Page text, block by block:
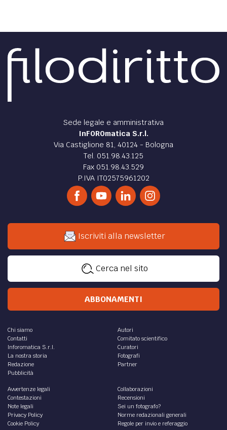
Sede legale e amministrativa
InFOROmatica S.r.l.
Via Castiglione 81, 40124 - Bologna
Tel. 051.98.43.125
Fax 051.98.43.529
P.IVA IT02575961202
Iscriviti alla newsletter
Cerca nel sito
ABBONAMENTI
Chi siamo
Contatti
Inforomatica S.r.l.
La nostra storia
Redazione
Pubblicità
Autori
Comitato scientifico
Curatori
Fotografi
Partner
Avvertenze legali
Contestazioni
Note legali
Privacy Policy
Cookie Policy
Collaborazioni
Recensioni
Sei un fotografo?
Norme redazionali generali
Regole per invio e referaggio